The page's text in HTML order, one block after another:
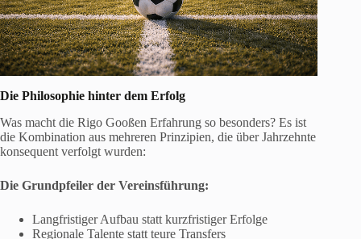
Die Philosophie hinter dem Erfolg
Was macht die Rigo Gooßen Erfahrung so besonders? Es ist
die Kombination aus mehreren Prinzipien, die über Jahrzehnte
konsequent verfolgt wurden:
Die Grundpfeiler der Vereinsführung:
Langfristiger Aufbau statt kurzfristiger Erfolge
Regionale Talente statt teure Transfers